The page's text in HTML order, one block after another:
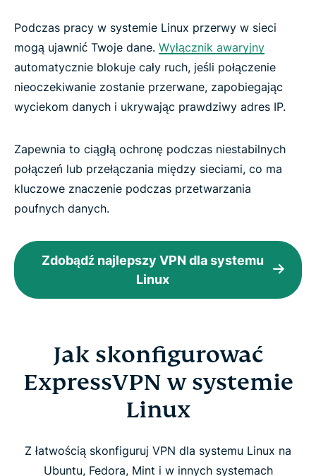
Podczas pracy w systemie Linux przerwy w sieci
mogą ujawnić Twoje dane. Wyłącznik awaryjny
automatycznie blokuje cały ruch, jeśli połączenie
nieoczekiwanie zostanie przerwane, zapobiegając
wyciekom danych i ukrywając prawdziwy adres IP.
Zapewnia to ciągłą ochronę podczas niestabilnych
połączeń lub przełączania między sieciami, co ma
kluczowe znaczenie podczas przetwarzania
poufnych danych.
Zdobądź najlepszy VPN dla systemu
Linux
Jak skonfigurować
ExpressVPN w systemie
Linux
Z łatwością skonfiguruj VPN dla systemu Linux na
Ubuntu, Fedora, Mint i w innych systemach